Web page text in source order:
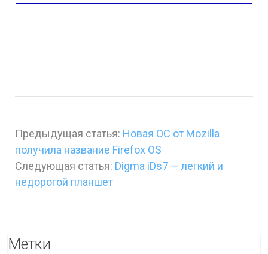
Предыдущая статья: Новая ОС от Mozilla
получила название Firefox OS
Следующая статья: Digma iDs7 — легкий и
недорогой планшет
Метки